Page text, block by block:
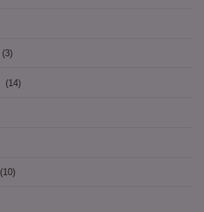
(3)
(14)
(10)